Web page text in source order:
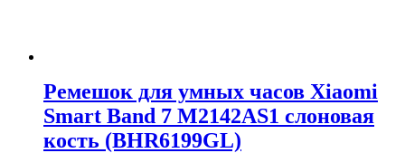
Ремешок для умных часов Xiaomi
Smart Band 7 M2142AS1 слоновая
кость (BHR6199GL)